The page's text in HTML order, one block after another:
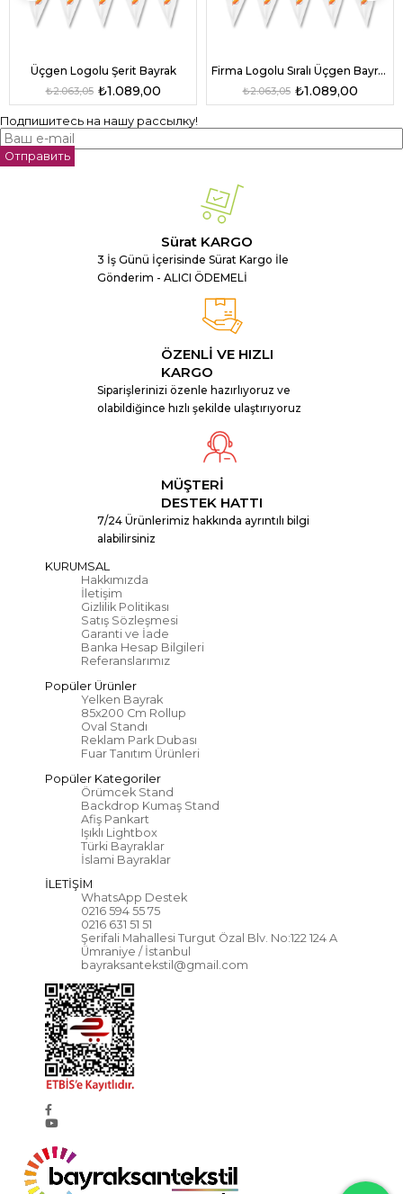
Üçgen Logolu Şerit Bayrak
₺1.089,00
₺2.063,05
Firma Logolu Sıralı Üçgen Bayrak
₺1.089,00
₺2.063,05
Подпишитесь на нашу рассылку!
Отправить
Sürat KARGO
3 İş Günü İçerisinde Sürat Kargo İle
Gönderim - ALICI ÖDEMELİ
ÖZENLİ VE HIZLI
KARGO
Siparişlerinizi özenle hazırlıyoruz ve
olabildiğince hızlı şekilde ulaştırıyoruz
MÜŞTERİ
DESTEK HATTI
7/24 Ürünlerimiz hakkında ayrıntılı bilgi
alabilirsiniz
KURUMSAL
Hakkımızda
İletişim
Gizlilik Politikası
Satış Sözleşmesi
Garanti ve İade
Banka Hesap Bilgileri
Referanslarımız
Popüler Ürünler
Yelken Bayrak
85x200 Cm Rollup
Oval Standı
Reklam Park Dubası
Fuar Tanıtım Ürünleri
Popüler Kategoriler
Örümcek Stand
Backdrop Kumaş Stand
Afiş Pankart
Işıklı Lightbox
Türki Bayraklar
İslami Bayraklar
İLETİŞİM
WhatsApp Destek
0216 594 55 75
0216 631 51 51
Şerifali Mahallesi Turgut Özal Blv. No:122 124 A
Ümraniye / İstanbul
bayraksantekstil@gmail.com